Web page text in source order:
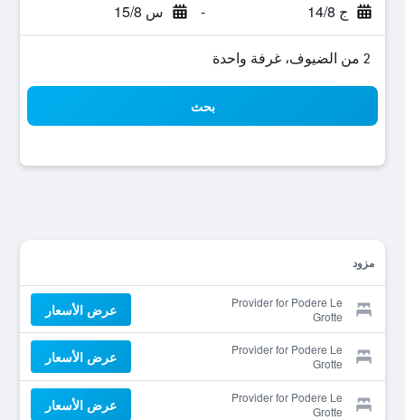
ج 14/8 - س 15/8
2 من الضيوف، غرفة واحدة
بحث
مزود
Provider for Podere Le
Grotte
عرض الأسعار
Provider for Podere Le
Grotte
عرض الأسعار
Provider for Podere Le
Grotte
عرض الأسعار